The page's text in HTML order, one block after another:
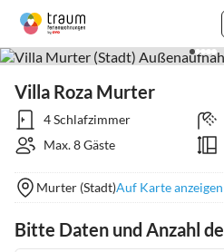
Villa Roza Murter
4 Schlafzimmer
Max. 8 Gäste
Murter (Stadt)Auf Karte anzeigen
Bitte Daten und Anzahl